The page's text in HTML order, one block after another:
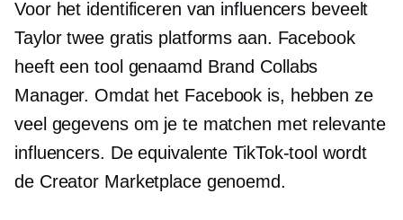
Voor het identificeren van influencers beveelt
Taylor twee gratis platforms aan. Facebook
heeft een tool genaamd Brand Collabs
Manager. Omdat het Facebook is, hebben ze
veel gegevens om je te matchen met relevante
influencers. De equivalente TikTok-tool wordt
de Creator Marketplace genoemd.